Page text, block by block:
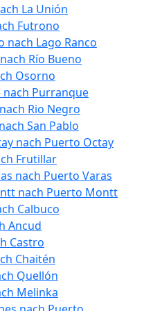
La Unión
Futrono
nach Lago Ranco
Río Bueno
Osorno
Purranque
Rio Negro
San Pablo
nach Puerto Octay
Frutillar
nach Puerto Varas
nach Puerto Montt
Calbuco
Ancud
Castro
Chaitén
Quellón
Melinka